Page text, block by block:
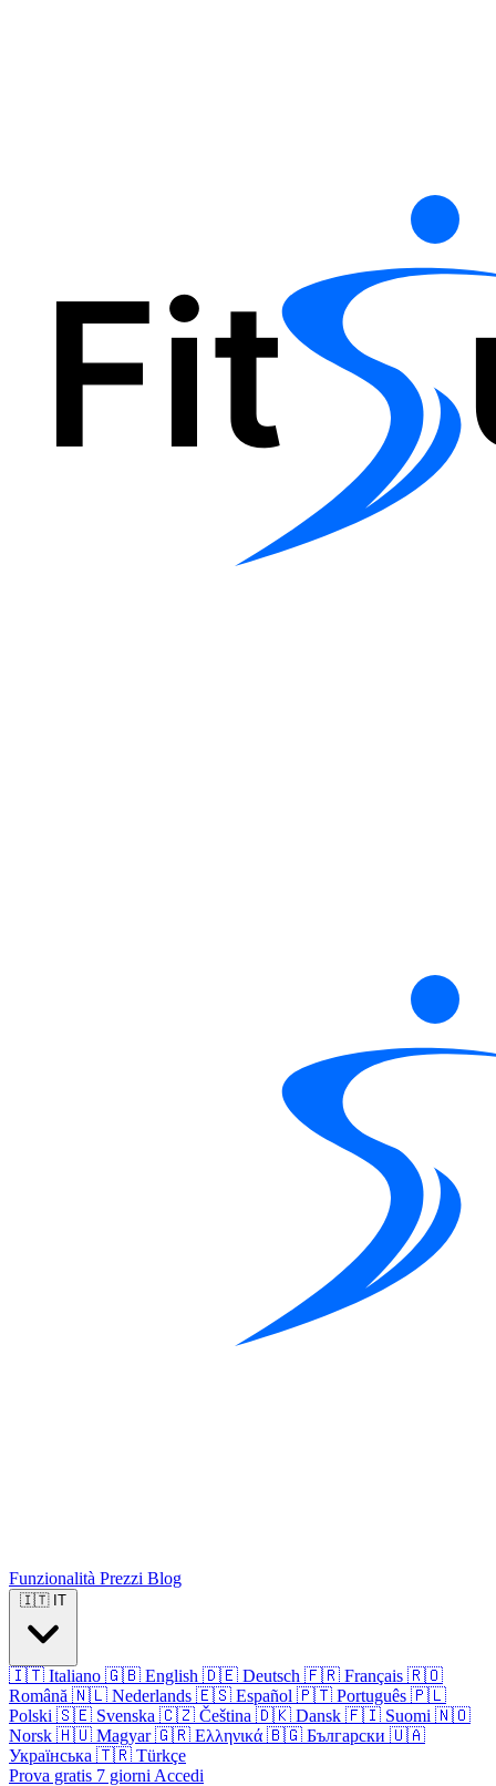
Funzionalità Prezzi Blog
🇮🇹 IT
🇮🇹 Italiano 🇬🇧 English 🇩🇪 Deutsch 🇫🇷 Français 🇷🇴
Română 🇳🇱 Nederlands 🇪🇸 Español 🇵🇹 Português 🇵🇱
Polski 🇸🇪 Svenska 🇨🇿 Čeština 🇩🇰 Dansk 🇫🇮 Suomi 🇳🇴
Norsk 🇭🇺 Magyar 🇬🇷 Ελληνικά 🇧🇬 Български 🇺🇦
Українська 🇹🇷 Türkçe
Prova gratis 7 giorni Accedi